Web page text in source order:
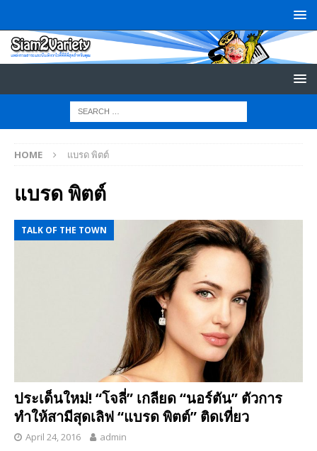
HOME แบรด พิตต์
แบรด พิตต์
TALK OF THE TOWN
ประเด็นใหม่! “โจลี่” เกลียด “นอร์ตัน” ตัวการ
ทำให้สามีสุดเลิฟ “แบรด พิตต์” ติดเที่ยว
April 24, 2016 admin